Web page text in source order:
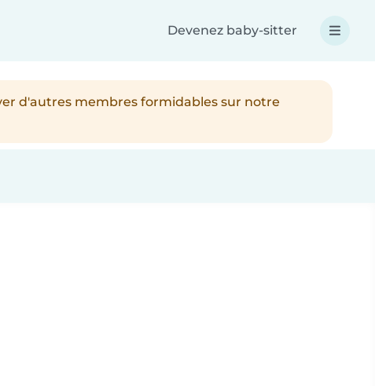
Devenez baby-sitter
d'autres membres formidables sur notre